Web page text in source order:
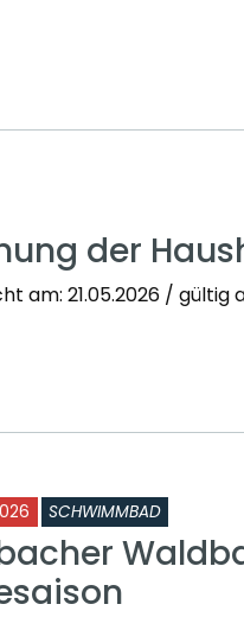
der
am: 21.05.2026 / gültig
SCHWIMMBAD